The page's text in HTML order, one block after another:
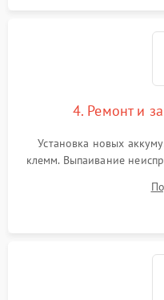
4. Ремонт и
Установка новых
клемм. Выпаивание
цепи зарядки и
Восстановление